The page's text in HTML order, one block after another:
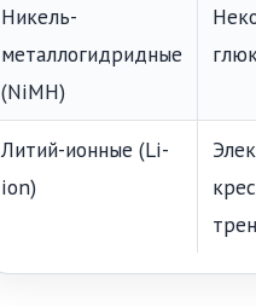
Никель-
металлогидридные
(NiMH)
Литий-ионные (Li-
ion)